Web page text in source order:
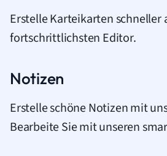
Erstelle Karteikarten schneller
fortschrittlichsten Editor.
Notizen
Erstelle schöne Notizen mit
Bearbeite Sie mit unseren